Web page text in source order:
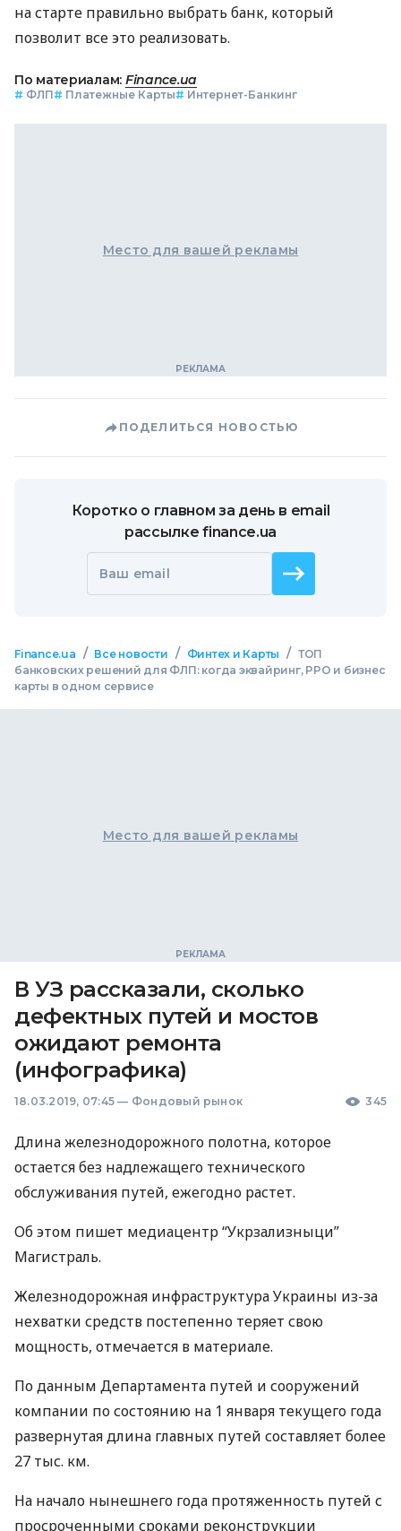
на старте правильно выбрать банк, который
позволит все это реализовать.
По материалам: Finance.ua
# ФЛП# Платежные Карты# Интернет-Банкинг
Место для вашей рекламы
ПОДЕЛИТЬСЯ НОВОСТЬЮ
Коротко о главном за день в email
рассылке finance.ua
Ваш email
Finance.ua / Все новости / Финтех и Карты / ТОП
банковских решений для ФЛП: когда эквайринг, РРО и бизнес
карты в одном сервисе
Место для вашей рекламы
В УЗ рассказали, сколько
дефектных путей и мостов
ожидают ремонта
(инфографика)
18.03.2019, 07:45 — Фондовый рынок 345
Длина железнодорожного полотна, которое
остается без надлежащего технического
обслуживания путей, ежегодно растет.
Об этом пишет медиацентр “Укрзализныци”
Магистраль.
Железнодорожная инфраструктура Украины из-за
нехватки средств постепенно теряет свою
мощность, отмечается в материале.
По данным Департамента путей и сооружений
компании по состоянию на 1 января текущего года
развернутая длина главных путей составляет более
27 тыс. км.
На начало нынешнего года протяженность путей с
просроченными сроками реконструкции